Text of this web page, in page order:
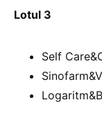
Lotul 3
Self